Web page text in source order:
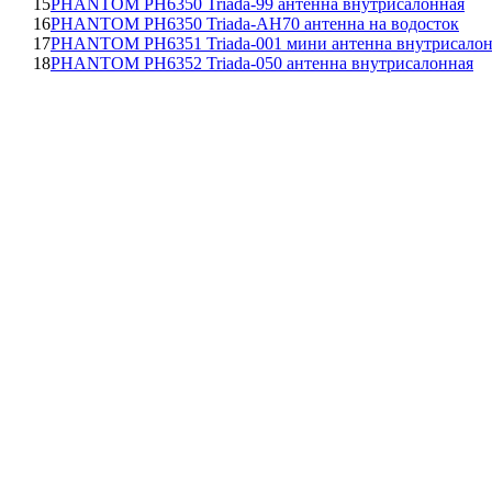
15PHANTOM PH6350 Triada-99 антенна внутрисалонная
16PHANTOM PH6350 Triada-AH70 антенна на водосток
17PHANTOM PH6351 Triada-001 мини антенна
18PHANTOM PH6352 Triada-050 антенна внутрисалонная